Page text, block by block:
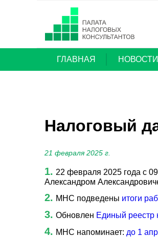
ГЛАВНАЯ НОВОСТИ
Налоговый
21 февраля 2025 г.
22 февраля 2025 года с
Александром
МНС подведены итоги
Обновлен Единый реестр
МНС напоминает: до 1